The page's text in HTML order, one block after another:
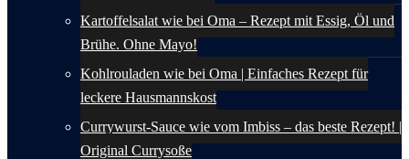
Kartoffelsalat wie bei Oma – Rezept mit Essig, Öl und
Brühe. Ohne Mayo!
Kohlrouladen wie bei Oma | Einfaches Rezept für
leckere Hausmannskost
Currywurst-Sauce wie vom Imbiss – das beste Rezept! |
Original Currysoße